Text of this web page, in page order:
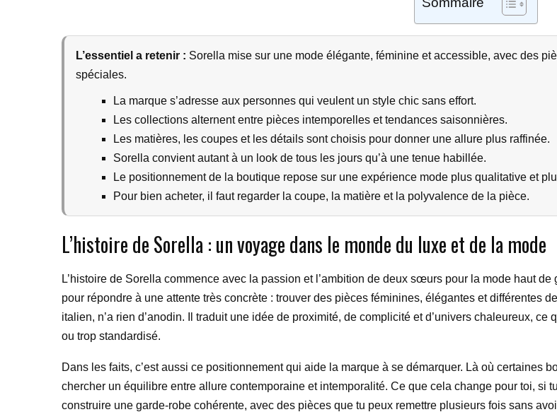
L’essentiel a retenir : Sorella mise sur une mode élégante, féminine et accessible, avec des
spéciales.
La marque s’adresse aux personnes qui veulent un style chic sans effort.
Les collections alternent entre pièces intemporelles et tendances saisonnières.
Les matières, les coupes et les détails sont choisis pour donner une allure plus raffinée.
Sorella convient autant à un look de tous les jours qu’à une tenue habillée.
Le positionnement de la boutique repose sur une expérience mode plus qualitative et
Pour bien acheter, il faut regarder la coupe, la matière et la polyvalence de la pièce.
L’histoire de Sorella : un voyage dans le monde du luxe et de la mode
L’histoire de Sorella commence avec la passion et l’ambition de deux sœurs pour la mode haut
pour répondre à une attente très concrète : trouver des pièces féminines, élégantes et différentes
italien, n’a rien d’anodin. Il traduit une idée de proximité, de complicité et d’univers chaleureux,
ou trop standardisé.
Dans les faits, c’est aussi ce positionnement qui aide la marque à se démarquer. Là où certaines
chercher un équilibre entre allure contemporaine et intemporalité. Ce que cela change pour toi, si
construire une garde-robe cohérente, avec des pièces que tu peux remettre plusieurs fois sans